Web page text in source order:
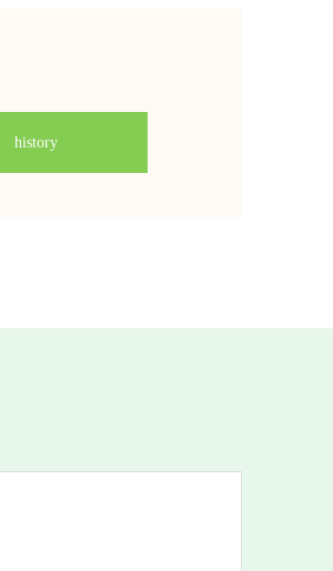
history